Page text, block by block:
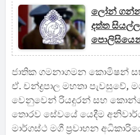
ලෝන්
දත්ත සියල්ල
ජාතික ගමනාගමන කොමිෂන්
ඒ. චන්ද්‍රපාල මහතා පැවසුවේ,
වෙනුවෙන් රියදුරන් සහ
තොරව සේවයේ යෙදීම
මාර්ගස්ථ මගී ප්‍රවාහන